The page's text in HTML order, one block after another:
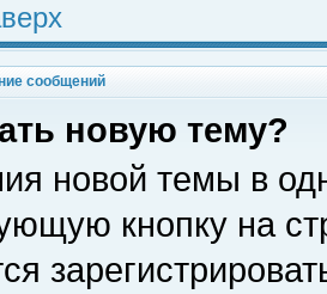
сообщений
новую тему?
новой темы в
кнопку на